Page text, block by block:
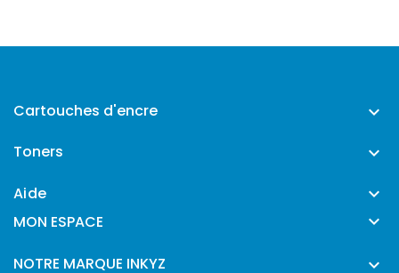
Cartouches d'encre 
Toners 
Aide 
MON ESPACE 
NOTRE MARQUE INKYZ 